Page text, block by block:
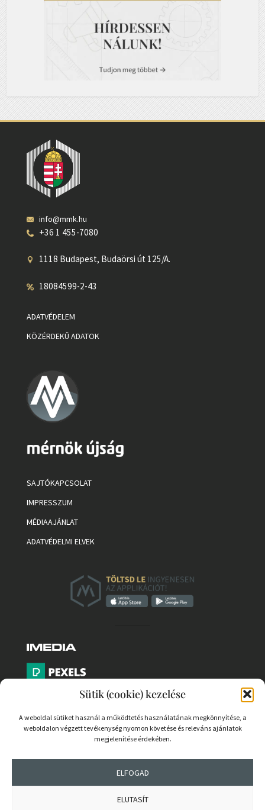
Sütik (cookie) kezelése
A weboldal sütiket használ a működtetés használatának megkönnyítése, a
weboldalon végzett tevékenység nyomon követése és releváns ajánlatok
megjelenítése érdekében.
ELFOGAD
ELUTASÍT
info@mmk.hu
+36 1 455-7080
1118 Budapest, Budaörsi út 125/A.
18084599-2-43
ADATVÉDELEM
KÖZÉRDEKŰ ADATOK
SAJTÓKAPCSOLAT
IMPRESSZUM
MÉDIAAJÁNLAT
ADATVÉDELMI ELVEK
PARTNEREK